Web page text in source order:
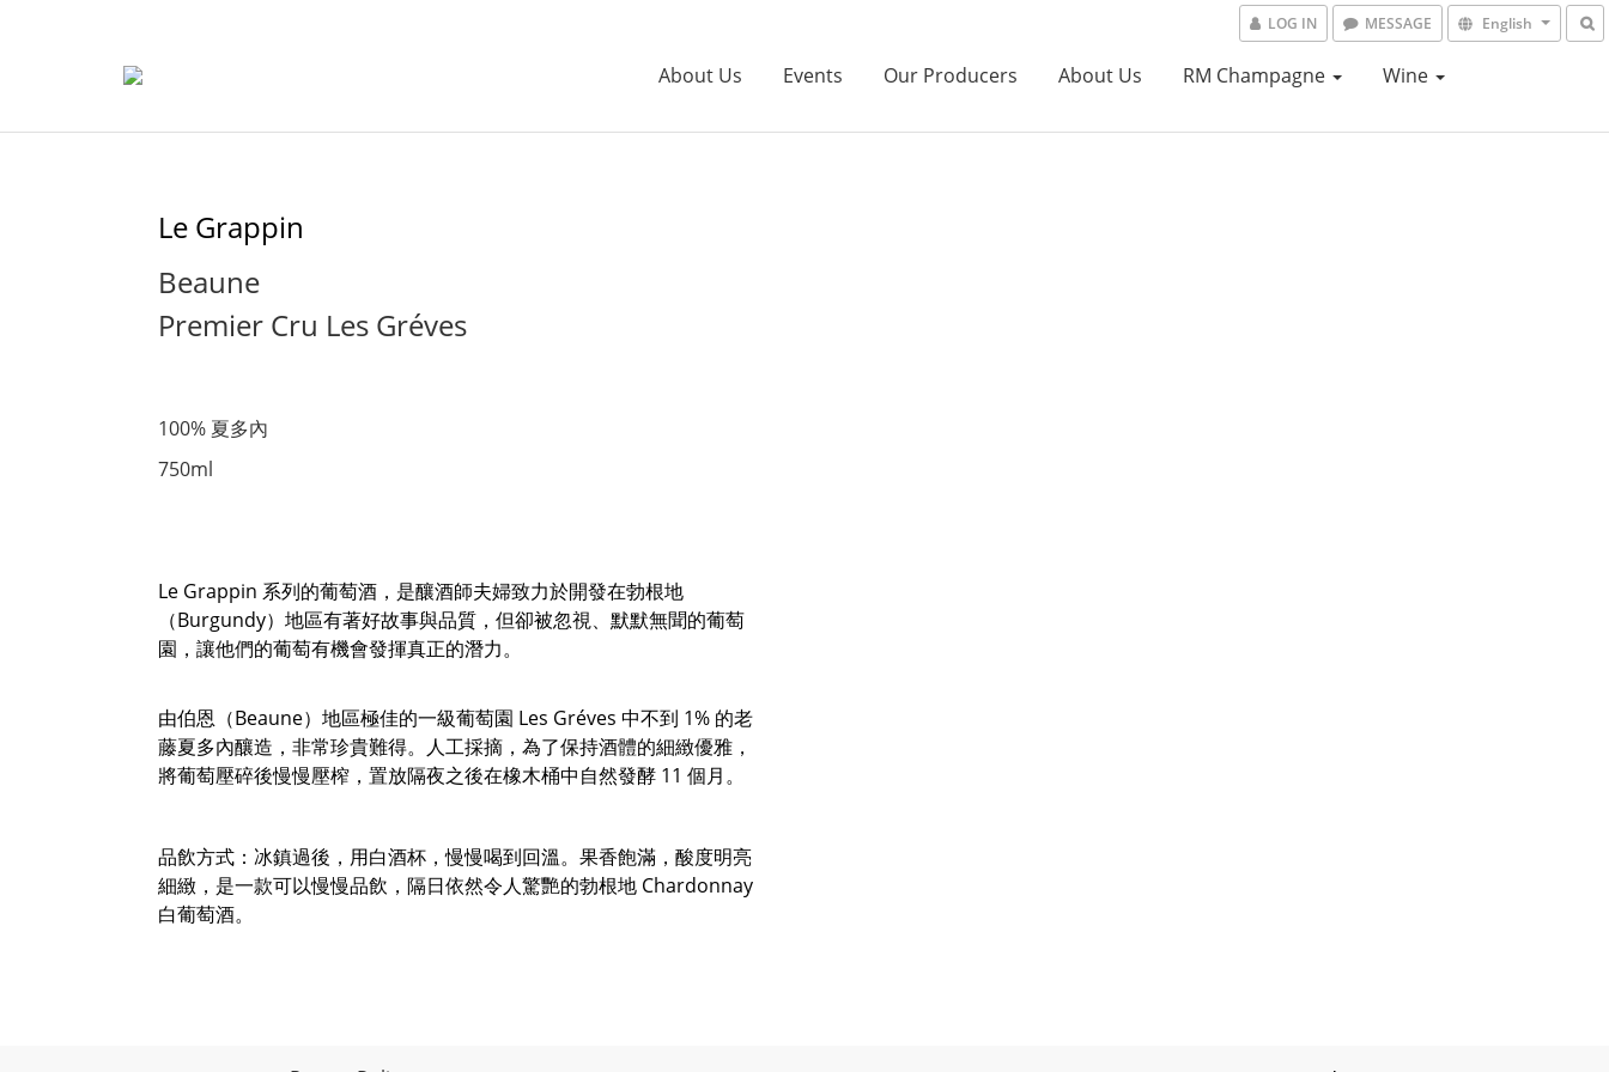
LOG IN MESSAGE English
About Us Events Our Producers About Us RM Champagne Wine
Le Grappin
Beaune
Premier Cru Les Gréves
100% 夏多內
750ml
Le Grappin 系列的葡萄酒，是釀酒師夫婦致力於開發在勃根地
（Burgundy）地區有著好故事與品質，但卻被忽視、默默無聞的葡萄
園，讓他們的葡萄有機會發揮真正的潛力。
由伯恩（Beaune）地區極佳的一級葡萄園 Les Gréves 中不到 1% 的老
藤夏多內釀造，非常珍貴難得。人工採摘，為了保持酒體的細緻優雅，
將葡萄壓碎後慢慢壓榨，置放隔夜之後在橡木桶中自然發酵 11 個月。
品飲方式：冰鎮過後，用白酒杯，慢慢喝到回溫。果香飽滿，酸度明亮
細緻，是一款可以慢慢品飲，隔日依然令人驚艷的勃根地 Chardonnay
白葡萄酒。